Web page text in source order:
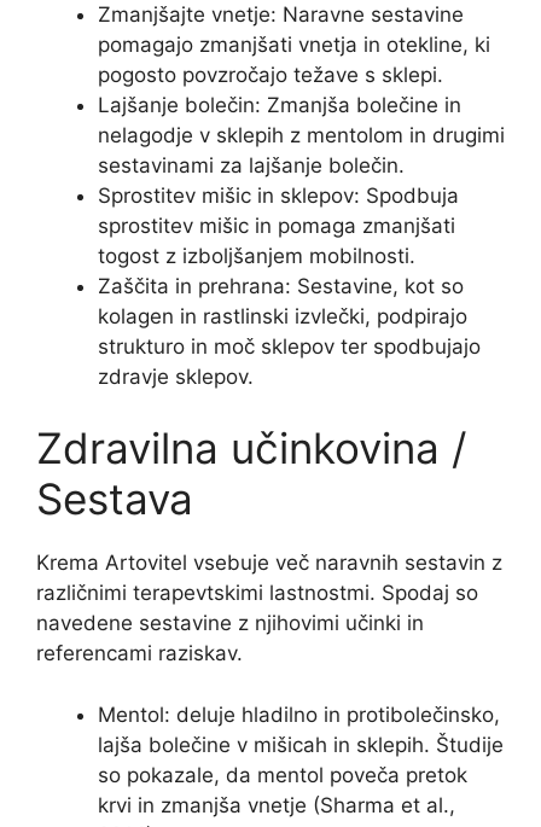
Zmanjšajte vnetje: Naravne sestavine
pomagajo zmanjšati vnetja in otekline, ki
pogosto povzročajo težave s sklepi.
Lajšanje bolečin: Zmanjša bolečine in
nelagodje v sklepih z mentolom in drugimi
sestavinami za lajšanje bolečin.
Sprostitev mišic in sklepov: Spodbuja
sprostitev mišic in pomaga zmanjšati
togost z izboljšanjem mobilnosti.
Zaščita in prehrana: Sestavine, kot so
kolagen in rastlinski izvlečki, podpirajo
strukturo in moč sklepov ter spodbujajo
zdravje sklepov.
Zdravilna učinkovina /
Sestava
Krema Artovitel vsebuje več naravnih sestavin z
različnimi terapevtskimi lastnostmi. Spodaj so
navedene sestavine z njihovimi učinki in
referencami raziskav.
Mentol: deluje hladilno in protibolečinsko,
lajša bolečine v mišicah in sklepih. Študije
so pokazale, da mentol poveča pretok
krvi in ​​zmanjša vnetje (Sharma et al.,